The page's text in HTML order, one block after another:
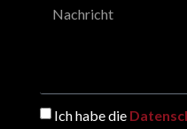
Ich habe die